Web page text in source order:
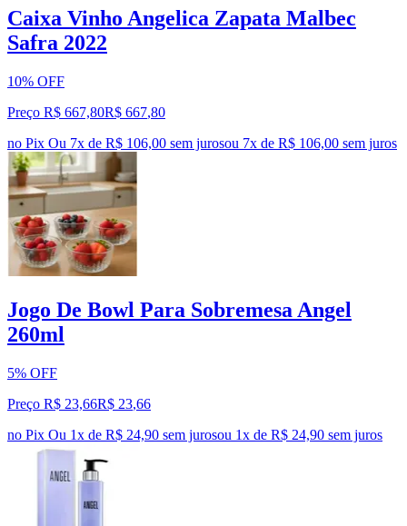
Caixa Vinho Angelica Zapata Malbec
Safra 2022
10% OFF
Preço R$ 667,80R$ 667,80
no Pix Ou 7x de R$ 106,00 sem jurosou 7x de R$ 106,00 sem juros
Jogo De Bowl Para Sobremesa Angel
260ml
5% OFF
Preço R$ 23,66R$ 23,66
no Pix Ou 1x de R$ 24,90 sem jurosou 1x de R$ 24,90 sem juros